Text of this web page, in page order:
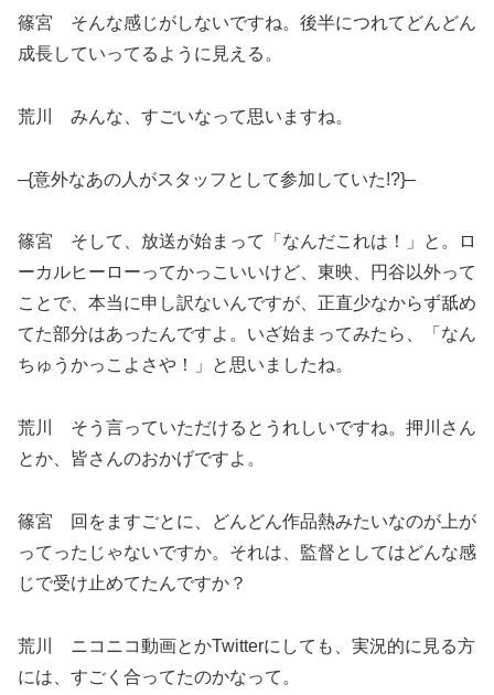
篠宮 そんな感じがしないですね。後半につれてどんどん
成長していってるように見える。
荒川 みんな、すごいなって思いますね。
–{意外なあの人がスタッフとして参加していた!?}–
篠宮 そして、放送が始まって「なんだこれは！」と。ロ
ーカルヒーローってかっこいいけど、東映、円谷以外って
ことで、本当に申し訳ないんですが、正直少なからず舐め
てた部分はあったんですよ。いざ始まってみたら、「なん
ちゅうかっこよさや！」と思いましたね。
荒川 そう言っていただけるとうれしいですね。押川さん
とか、皆さんのおかげですよ。
篠宮 回をますごとに、どんどん作品熱みたいなのが上が
ってったじゃないですか。それは、監督としてはどんな感
じで受け止めてたんですか？
荒川 ニコニコ動画とかTwitterにしても、実況的に見る方
には、すごく合ってたのかなって。